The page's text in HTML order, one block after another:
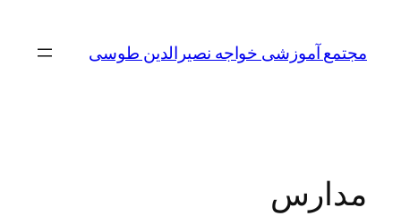
مجتمع آموزشی خواجه نصیرالدین طوسی
مدارس